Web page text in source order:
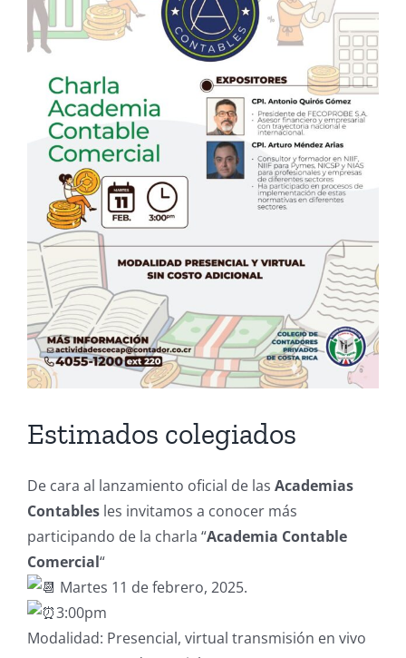
Image
Estimados colegiados
De cara al lanzamiento oficial de las Academias
Contables les invitamos a conocer más
participando de la charla “Academia Contable
Comercial“
Martes 11 de febrero, 2025.
3:00pm
Modalidad: Presencial, virtual transmisión en vivo